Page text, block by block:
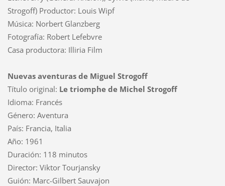
Strogoff) Productor: Louis Wipf
Música: Norbert Glanzberg
Fotografía: Robert Lefebvre
Casa productora: Illiria Film
Nuevas aventuras de Miguel Strogoff
Título original: Le triomphe de Michel Strogoff
Idioma: Francés
Género: Aventura
País: Francia, Italia
Año: 1961
Duración: 118 minutos
Director: Viktor Tourjansky
Guión: Marc-Gilbert Sauvajon